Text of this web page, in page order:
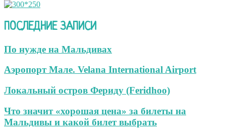
ПОСЛЕДНИЕ ЗАПИСИ
По нужде на Мальдивах
Аэропорт Мале. Velana International Airport
Локальный остров Фериду (Feridhoo)
Что значит «хорошая цена» за билеты на
Мальдивы и какой билет выбрать